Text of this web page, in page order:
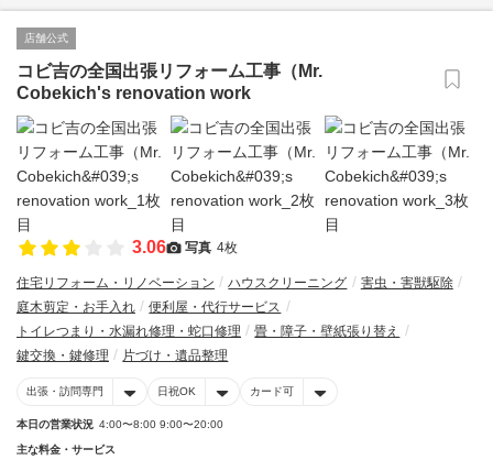
店舗公式
コビ吉の全国出張リフォーム工事（Mr.
Cobekich's renovation work
3.06 写真 4枚
住宅リフォーム・リノベーション ハウスクリーニング
害虫・害獣駆除
庭木剪定・お手入れ
便利屋・代行サービス
トイレつまり・水漏れ修理・蛇口修理
畳・障子・壁紙張り替え
鍵交換・鍵修理
片づけ・遺品整理
出張・訪問専門 日祝OK カード可
本日の営業状況 4:00〜8:00 9:00〜20:00
主な料金・サービス